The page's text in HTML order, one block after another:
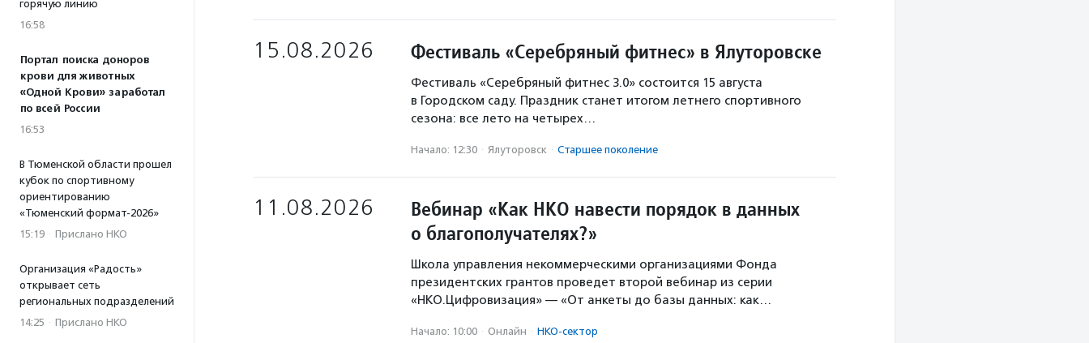
горячую линию
16:58
Портал поиска доноров
крови для животных
«Одной Крови» заработал
по всей России
16:53
В Тюменской области прошел
кубок по спортивному
ориентированию
«Тюменский формат-2026»
15:19 · Прислано НКО
Организация «Радость»
открывает сеть
региональных подразделений
14:25 · Прислано НКО
15.08.2026 Фестиваль «Серебряный фитнес» в Ялуторовске
Фестиваль «Серебряный фитнес 3.0» состоится 15 августа
в Городском саду. Праздник станет итогом летнего спортивного
сезона: все лето на четырех…
Начало: 12:30 · Ялуторовск · Старшее поколение
11.08.2026
Вебинар «Как НКО навести порядок в данных
о благополучателях?»
Школа управления некоммерческими организациями Фонда
президентских грантов проведет второй вебинар из серии
«НКО.Цифровизация» — «От анкеты до базы данных: как…
Начало: 10:00 · Онлайн · НКО-сектор